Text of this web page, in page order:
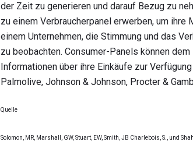
der Zeit zu generieren und darauf Bezug zu
zu einem Verbraucherpanel erwerben, um
einem Unternehmen, die Stimmung und das
zu beobachten. Consumer-Panels können
Informationen über ihre Einkäufe zur
Palmolive, Johnson & Johnson, Procter &
Quelle
Solomon, MR, Marshall, GW, Stuart, EW, Smith, JB Charlebois, S., und